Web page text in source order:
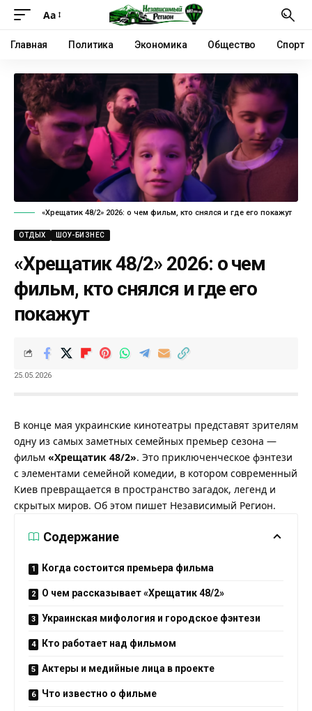
Аа
Главная Политика Экономика Общество Спорт
«Хрещатик 48/2» 2026: о чем фильм, кто снялся и где его покажут
ОТДЫХ ШОУ-БИЗНЕС
«Хрещатик 48/2» 2026: о чем
фильм, кто снялся и где его
покажут
25.05.2026
В конце мая украинские кинотеатры представят зрителям
одну из самых заметных семейных премьер сезона —
фильм «Хрещатик 48/2». Это приключенческое фэнтези
с элементами семейной комедии, в котором современный
Киев превращается в пространство загадок, легенд и
скрытых миров. Об этом пишет Независимый Регион.
Содержание
Когда состоится премьера фильма
О чем рассказывает «Хрещатик 48/2»
Украинская мифология и городское фэнтези
Кто работает над фильмом
Актеры и медийные лица в проекте
Что известно о фильме